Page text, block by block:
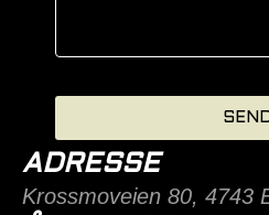
ADRESSE
Krossmoveien 80, 4743